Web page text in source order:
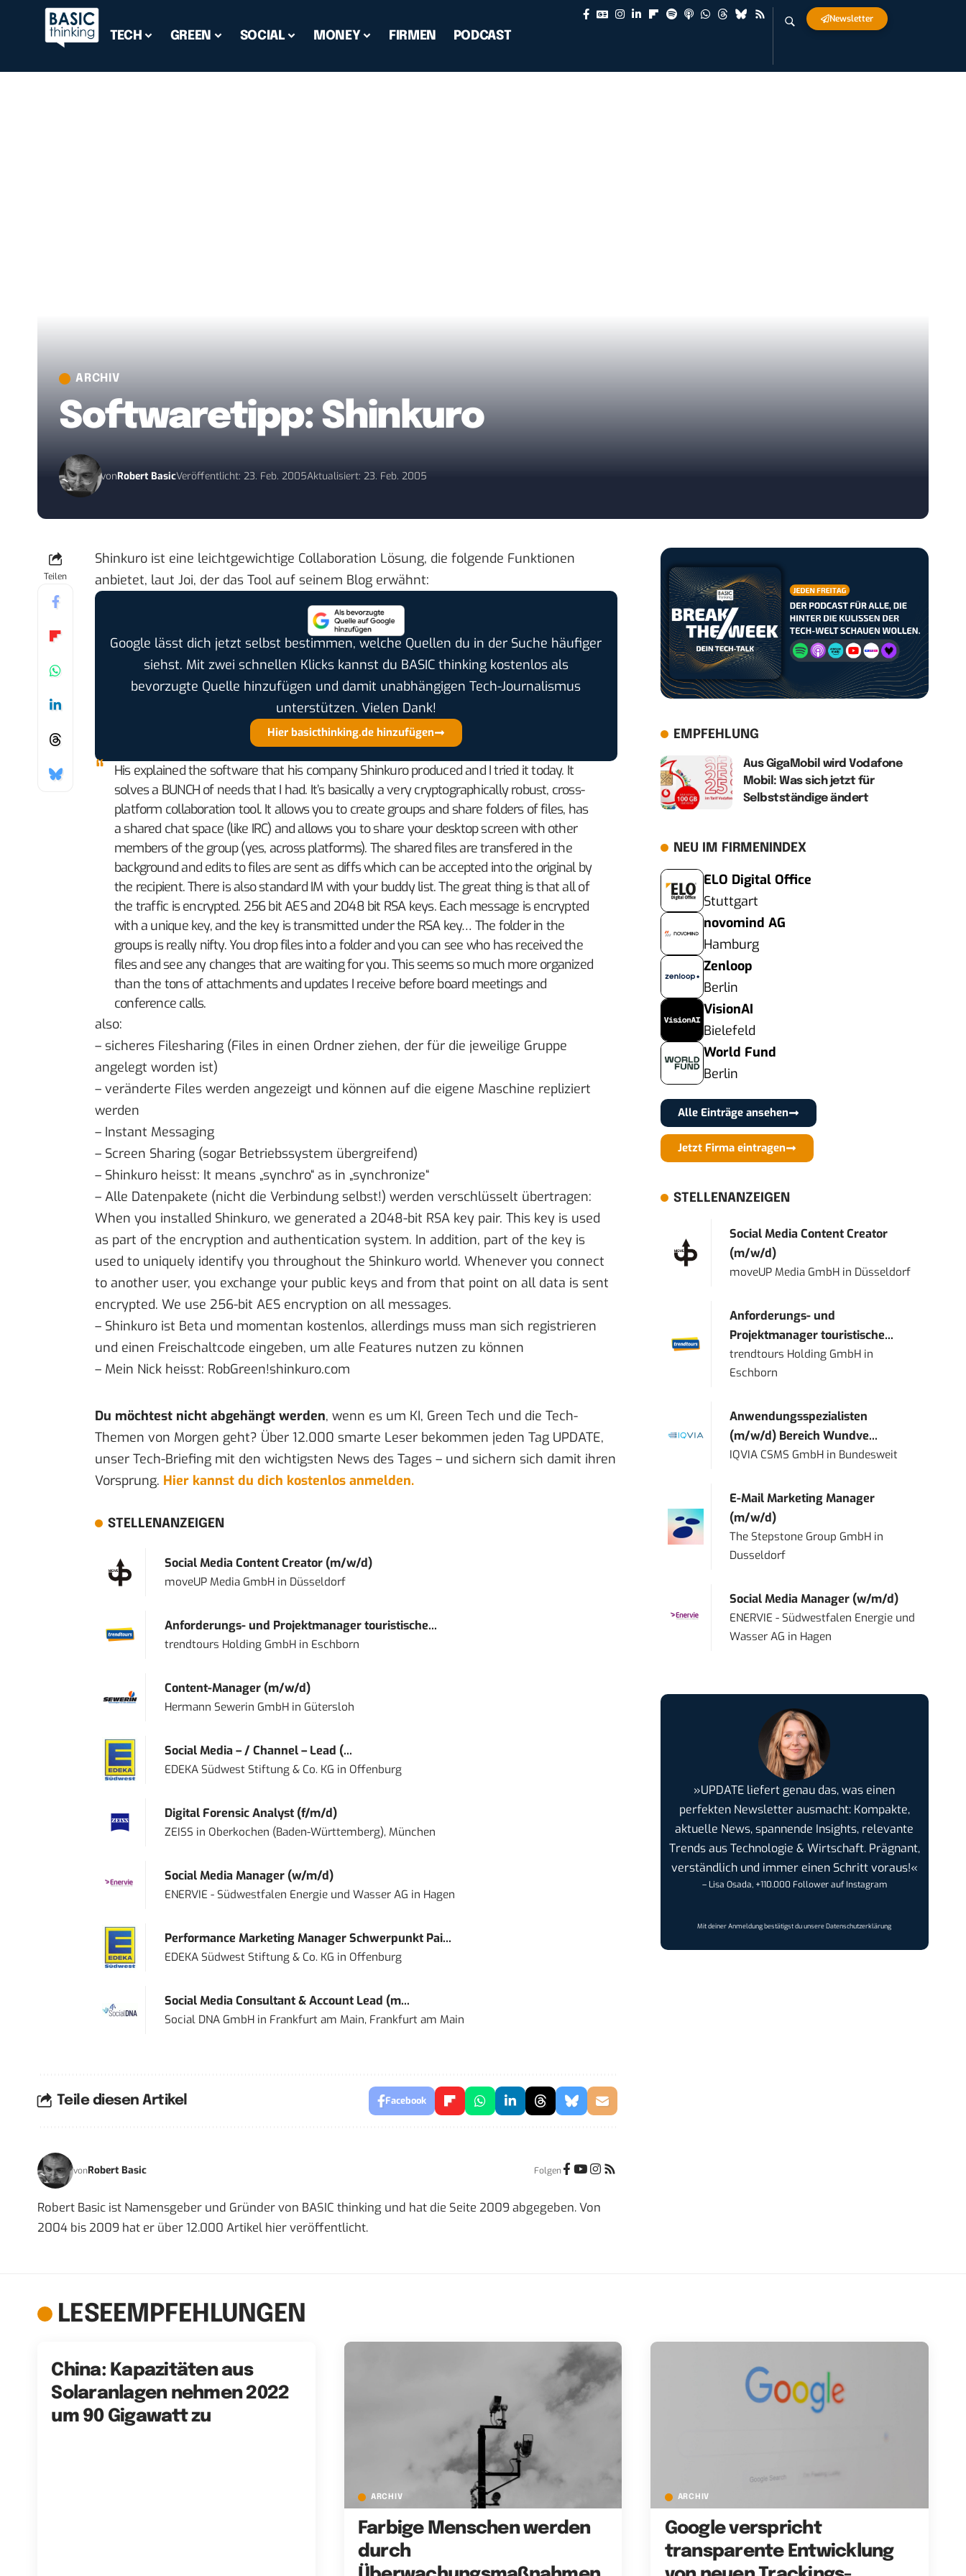
TECH GREEN SOCIAL MONEY FIRMEN PODCAST
Newsletter
ARCHIV
Softwaretipp: Shinkuro
vonRobert BasicVeröffentlicht: 23. Feb. 2005Aktualisiert: 23. Feb. 2005
Teilen
Shinkuro ist eine leichtgewichtige Collaboration Lösung, die folgende Funktionen
anbietet, laut Joi, der das Tool auf seinem Blog erwähnt:
Google lässt dich jetzt selbst bestimmen, welche Quellen du in der Suche häufiger
siehst. Mit zwei schnellen Klicks kannst du BASIC thinking kostenlos als
bevorzugte Quelle hinzufügen und damit unabhängigen Tech-Journalismus
unterstützen. Vielen Dank!
Hier basicthinking.de hinzufügen
His explained the software that his company Shinkuro produced and I tried it today. It
solves a BUNCH of needs that I had. It’s basically a very cryptographically robust, cross-
platform collaboration tool. It allows you to create groups and share folders of files, has
a shared chat space (like IRC) and allows you to share your desktop screen with other
members of the group (yes, across platforms). The shared files are transfered in the
background and edits to files are sent as diffs which can be accepted into the original by
the recipient. There is also standard IM with your buddy list. The great thing is that all of
the traffic is encrypted. 256 bit AES and 2048 bit RSA keys. Each message is encrypted
with a unique key, and the key is transmitted under the RSA key… The folder in the
groups is really nifty. You drop files into a folder and you can see who has received the
files and see any changes that are waiting for you. This seems so much more organized
than the tons of attachments and updates I receive before board meetings and
conference calls.
also:
– sicheres Filesharing (Files in einen Ordner ziehen, der für die jeweilige Gruppe
angelegt worden ist)
– veränderte Files werden angezeigt und können auf die eigene Maschine repliziert
werden
– Instant Messaging
– Screen Sharing (sogar Betriebssystem übergreifend)
– Shinkuro heisst: It means „synchro“ as in „synchronize“
– Alle Datenpakete (nicht die Verbindung selbst!) werden verschlüsselt übertragen:
When you installed Shinkuro, we generated a 2048-bit RSA key pair. This key is used
as part of the encryption and authentication system. In addition, part of the key is
used to uniquely identify you throughout the Shinkuro world. Whenever you connect
to another user, you exchange your public keys and from that point on all data is sent
encrypted. We use 256-bit AES encryption on all messages.
– Shinkuro ist Beta und momentan kostenlos, allerdings muss man sich registrieren
und einen Freischaltcode eingeben, um alle Features nutzen zu können
– Mein Nick heisst: RobGreen!shinkuro.com
Du möchtest nicht abgehängt werden, wenn es um KI, Green Tech und die Tech-
Themen von Morgen geht? Über 12.000 smarte Leser bekommen jeden Tag UPDATE,
unser Tech-Briefing mit den wichtigsten News des Tages – und sichern sich damit ihren
Vorsprung. Hier kannst du dich kostenlos anmelden.
STELLENANZEIGEN
Social Media Content Creator (m/w/d)
moveUP Media GmbHin Düsseldorf
Anforderungs- und Projektmanager touristische...
trendtours Holding GmbHin Eschborn
Content-Manager (m/w/d)
Hermann Sewerin GmbHin Gütersloh
Social Media – / Channel – Lead (...
EDEKA Südwest Stiftung & Co. KG in Offenburg
Digital Forensic Analyst (f/m/d)
ZEISS in Oberkochen (Baden-Württemberg), München
Social Media Manager (w/m/d)
ENERVIE - Südwestfalen Energie und Wasser AG in Hagen
Performance Marketing Manager Schwerpunkt Pai...
EDEKA Südwest Stiftung & Co. KG in Offenburg
Social Media Consultant & Account Lead (m...
Social DNA GmbHin Frankfurt am Main, Frankfurt am Main
Teile diesen Artikel Facebook
vonRobert Basic Folgen
Robert Basic ist Namensgeber und Gründer von BASIC thinking und hat die Seite 2009 abgegeben. Von
2004 bis 2009 hat er über 12.000 Artikel hier veröffentlicht.
EMPFEHLUNG
Aus GigaMobil wird Vodafone
Mobil: Was sich jetzt für
Selbstständige ändert
NEU IM FIRMENINDEX
ELO Digital Office
Stuttgart
novomind AG
Hamburg
Zenloop
Berlin
VisionAI
Bielefeld
World Fund
Berlin
Alle Einträge ansehen
Jetzt Firma eintragen
STELLENANZEIGEN
Social Media Content Creator
(m/w/d)
moveUP Media GmbH in Düsseldorf
Anforderungs- und
Projektmanager touristische...
trendtours Holding GmbH in
Eschborn
Anwendungsspezialisten
(m/w/d) Bereich Wundve...
IQVIA CSMS GmbH in Bundesweit
E-Mail Marketing Manager
(m/w/d)
The Stepstone Group GmbH in
Dusseldorf
Social Media Manager (w/m/d)
ENERVIE - Südwestfalen Energie und
Wasser AG in Hagen
»UPDATE liefert genau das, was einen
perfekten Newsletter ausmacht: Kompakte,
aktuelle News, spannende Insights, relevante
Trends aus Technologie & Wirtschaft. Prägnant,
verständlich und immer einen Schritt voraus!«
– Lisa Osada, +110.000 Follower auf Instagram
Mit deiner Anmeldung bestätigst du unsereDatenschutzerklärung
LESEEMPFEHLUNGEN
China: Kapazitäten aus
Solaranlagen nehmen 2022
um 90 Gigawatt zu
ARCHIV
Farbige Menschen werden
durch
ARCHIV
Google verspricht
transparente Entwicklung